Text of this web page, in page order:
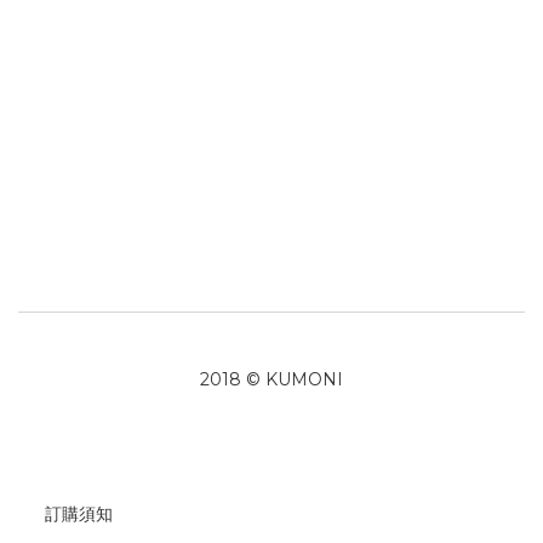
2018 © KUMONI
訂購須知